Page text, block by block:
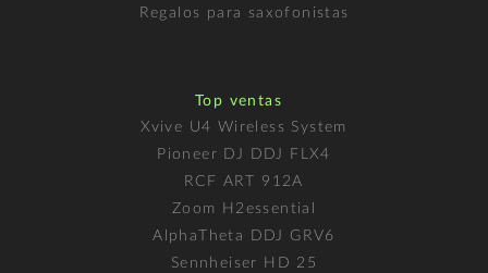
Regalos para saxofonistas
Top ventas
Xvive U4 Wireless System
Pioneer DJ DDJ FLX4
RCF ART 912A
Zoom H2essential
AlphaTheta DDJ GRV6
Sennheiser HD 25